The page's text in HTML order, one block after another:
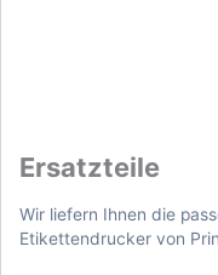
Ersatzteile
Wir liefern Ihnen die
Etikettendrucker von